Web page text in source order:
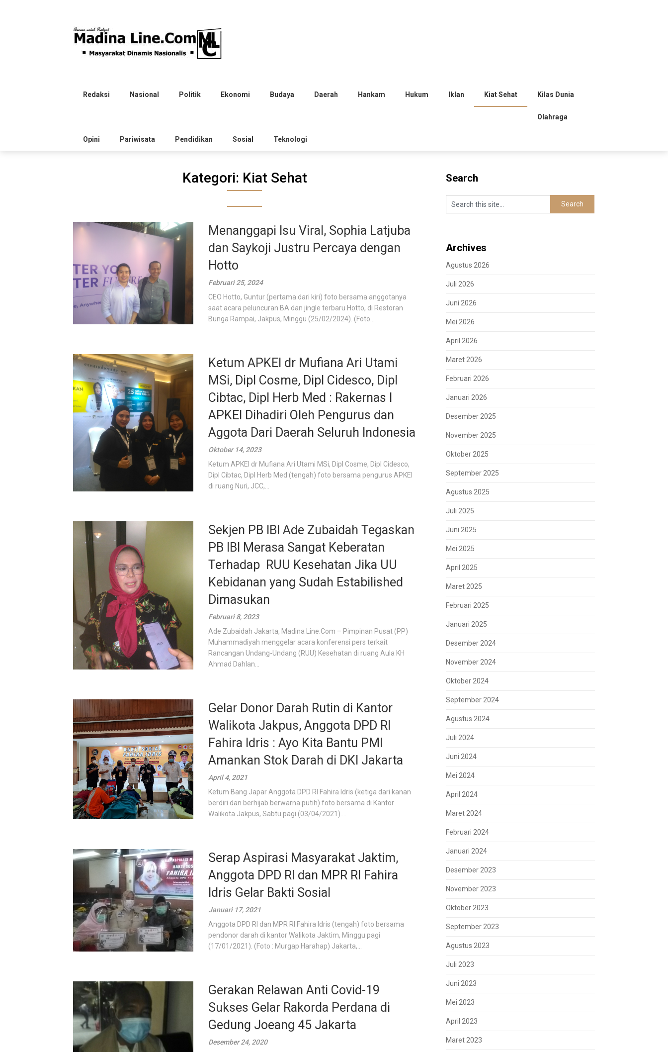
Redaksi Nasional Politik Ekonomi Budaya Daerah Hankam Hukum Iklan Kiat Sehat Kilas Dunia
Olahraga
Opini Pariwisata Pendidikan Sosial Teknologi
Kategori: Kiat Sehat
Menanggapi Isu Viral, Sophia Latjuba
dan Saykoji Justru Percaya dengan
Hotto
Februari 25, 2024
CEO Hotto, Guntur (pertama dari kiri) foto bersama anggotanya
saat acara peluncuran BA dan jingle terbaru Hotto, di Restoran
Bunga Rampai, Jakpus, Minggu (25/02/2024). (Foto...
Ketum APKEI dr Mufiana Ari Utami
MSi, Dipl Cosme, Dipl Cidesco, Dipl
Cibtac, Dipl Herb Med : Rakernas I
APKEI Dihadiri Oleh Pengurus dan
Aggota Dari Daerah Seluruh Indonesia
Oktober 14, 2023
Ketum APKEI dr Mufiana Ari Utami MSi, Dipl Cosme, Dipl Cidesco,
Dipl Cibtac, Dipl Herb Med (tengah) foto bersama pengurus APKEI
di ruang Nuri, JCC,...
Sekjen PB IBI Ade Zubaidah Tegaskan
PB IBI Merasa Sangat Keberatan
Terhadap RUU Kesehatan Jika UU
Kebidanan yang Sudah Estabilished
Dimasukan
Februari 8, 2023
Ade Zubaidah Jakarta, Madina Line.Com – Pimpinan Pusat (PP)
Muhammadiyah menggelar acara konferensi pers terkait
Rancangan Undang-Undang (RUU) Kesehatan di ruang Aula KH
Ahmad Dahlan...
Gelar Donor Darah Rutin di Kantor
Walikota Jakpus, Anggota DPD RI
Fahira Idris : Ayo Kita Bantu PMI
Amankan Stok Darah di DKI Jakarta
April 4, 2021
Ketum Bang Japar Anggota DPD RI Fahira Idris (ketiga dari kanan
berdiri dan berhijab berwarna putih) foto bersama di Kantor
Walikota Jakpus, Sabtu pagi (03/04/2021)....
Serap Aspirasi Masyarakat Jaktim,
Anggota DPD RI dan MPR RI Fahira
Idris Gelar Bakti Sosial
Januari 17, 2021
Anggota DPD RI dan MPR RI Fahira Idris (tengah) foto bersama
pendonor darah di kantor Walikota Jaktim, Minggu pagi
(17/01/2021). (Foto : Murgap Harahap) Jakarta,...
Gerakan Relawan Anti Covid-19
Sukses Gelar Rakorda Perdana di
Gedung Joeang 45 Jakarta
Desember 24, 2020
Search
Archives
Agustus 2026
Juli 2026
Juni 2026
Mei 2026
April 2026
Maret 2026
Februari 2026
Januari 2026
Desember 2025
November 2025
Oktober 2025
September 2025
Agustus 2025
Juli 2025
Juni 2025
Mei 2025
April 2025
Maret 2025
Februari 2025
Januari 2025
Desember 2024
November 2024
Oktober 2024
September 2024
Agustus 2024
Juli 2024
Juni 2024
Mei 2024
April 2024
Maret 2024
Februari 2024
Januari 2024
Desember 2023
November 2023
Oktober 2023
September 2023
Agustus 2023
Juli 2023
Juni 2023
Mei 2023
April 2023
Maret 2023